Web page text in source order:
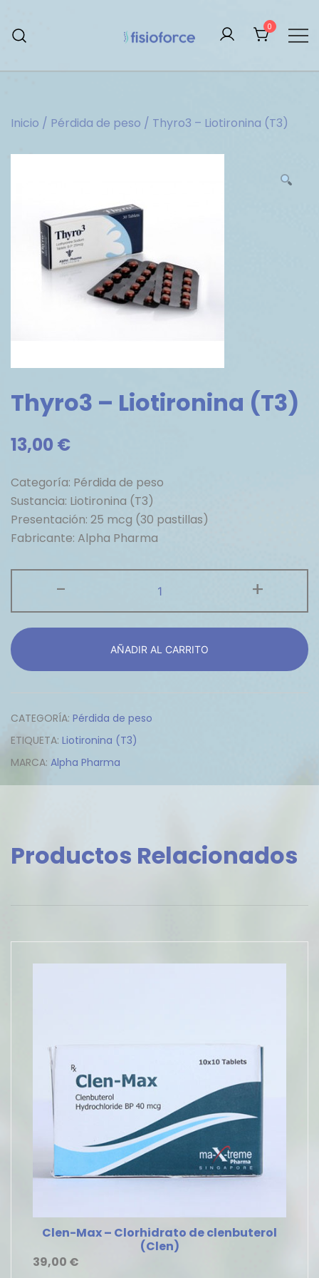
contenido
0
Inicio / Pérdida de peso / Thyro3 – Liotironina (T3)
Thyro3 – Liotironina (T3)
13,00 €
Categoría: Pérdida de peso
Sustancia: Liotironina (T3)
Presentación: 25 mcg (30 pastillas)
Fabricante: Alpha Pharma
-
-
Liotironina
cantidad
+
AÑADIR AL CARRITO
CATEGORÍA: Pérdida de peso
ETIQUETA: Liotironina (T3)
MARCA: Alpha Pharma
Productos Relacionados
Clen-Max – Clorhidrato de clenbuterol
(Clen)
39,00 €